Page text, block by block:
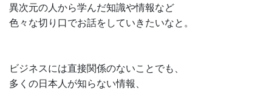
異次元の人から学んだ知識や情報など
色々な切り口でお話をしていきたいなと。
ビジネスには直接関係のないことでも、
多くの日本人が知らない情報、